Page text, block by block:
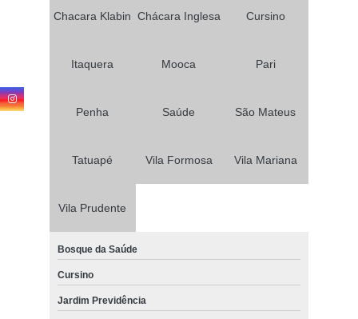
Chacara Klabin Chácara Inglesa Cursino
Itaquera Mooca Pari
Penha Saúde São Mateus
Tatuapé Vila Formosa Vila Mariana
Vila Prudente
Bosque da Saúde
Cursino
Jardim Previdência